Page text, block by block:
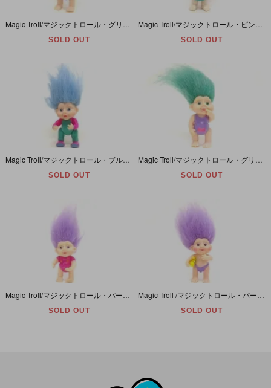
SOLD OUT SOLD OUT
Magic Troll/マジックトロール・ブルー/ボディースーツ/ソフビ
SOLD OUT SOLD OUT
SOLD OUT SOLD OUT